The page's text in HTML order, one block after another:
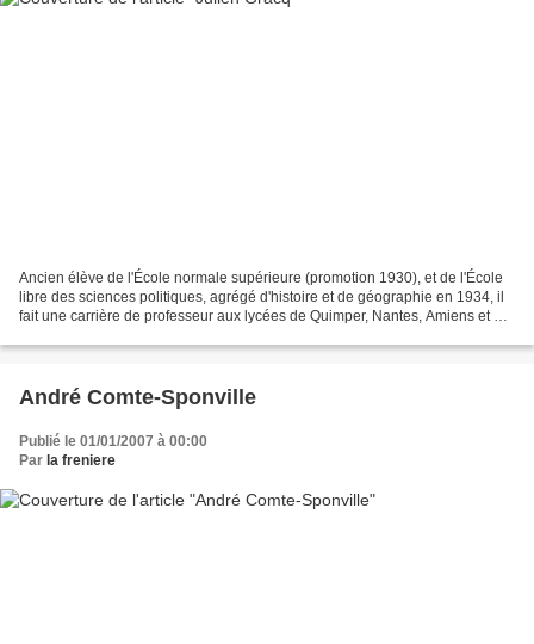
Ancien élève de l'École normale supérieure (promotion 1930), et de l'École
libre des sciences politiques, agrégé d'histoire et de géographie en 1934, il
fait une carrière de professeur aux lycées de Quimper, Nantes, Amiens et au
André Comte-Sponville
Publié le 01/01/2007 à 00:00
Par la freniere